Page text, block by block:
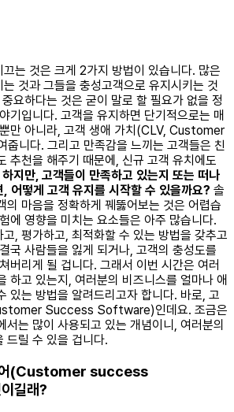
는 것은 크게 2가지 방법이 있습니다. 많은
것과 그들을 충성고객으로 유지시키는 것
요하다는 것은 굳이 말로 할 필요가 없을 정
기입니다. 고객을 유지하면 단기적으로는 매
만 아니라, 고객 생애 가치(CLV, Customer
니다. 그리고 만족감을 느끼는 고객들은 친
추천을 해주기 때문에, 신규 고객 유치에도
하지만, 고객들이 만족하고 있는지 또는 떠나
, 어떻게 고객 유지를 시작할 수 있을까요? 솔
의 마음을 정확하게 꿰뚫어보는 것은 어렵습
에 영향을 미치는 요소들은 아주 많습니다.
, 평가하고, 최적화할 수 있는 방법을 갖추고
국 사람들을 잃게 되거나, 고객의 충성도를
버리게 될 겁니다. 그래서 이번 시간은 여러
하고 있는지, 여러분의 비즈니스를 얼마나 애
있는 방법을 알려드리고자 합니다. 바로, 고
Success Software)인데요. 조금은
서는 많이 사용되고 있는 개념이니, 여러분의
드릴 수 있을 겁니다.
어(Customer success
길래?